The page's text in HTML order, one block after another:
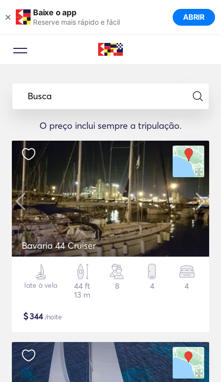
× Baixe o app
Reserve mais rápido e fácil ABRIR
Busca
O preço inclui sempre a tripulação.
Bavaria 44 Cruiser
Iate à vela
44 ft
13 m
8 4 4
$344/noite